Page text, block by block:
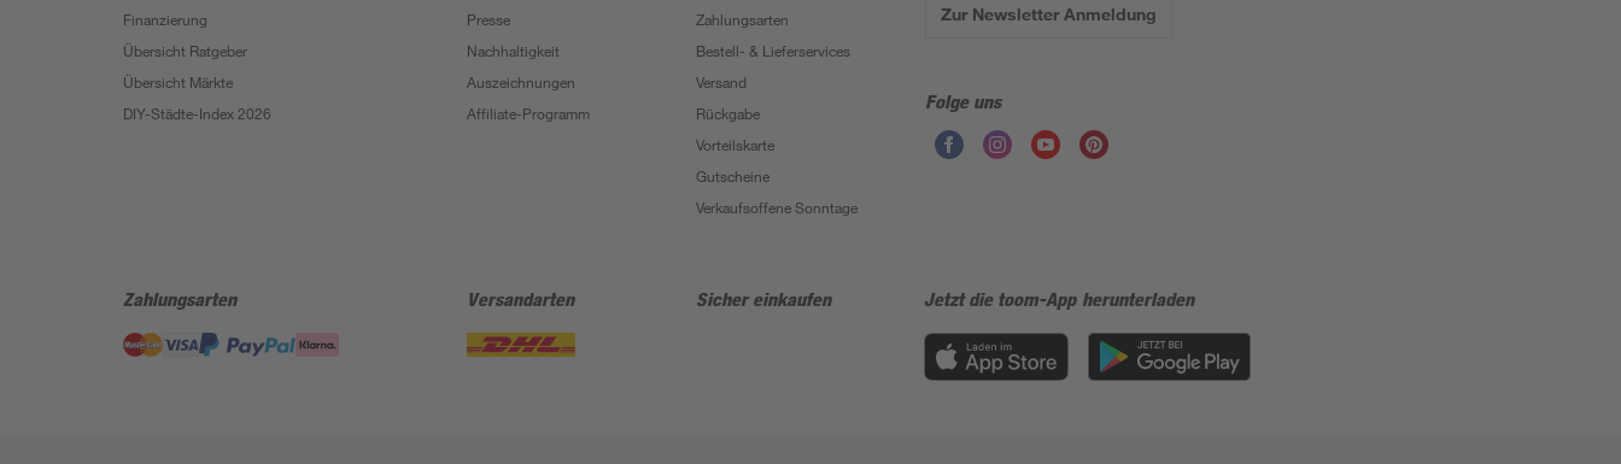
Finanzierung
Übersicht Ratgeber
Übersicht Märkte
DIY-Städte-Index 2026
Presse
Nachhaltigkeit
Auszeichnungen
Affiliate-Programm
Zahlungsarten
Bestell- & Lieferservices
Versand
Rückgabe
Vorteilskarte
Gutscheine
Verkaufsoffene Sonntage
Zur Newsletter Anmeldung
Folge uns
Zahlungsarten Versandarten Sicher einkaufen Jetzt die toom-App herunterladen